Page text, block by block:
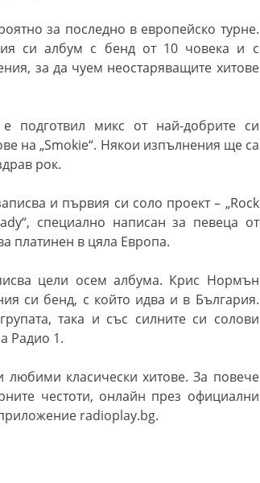
за последно в европейско турне.
си албум с бенд от 10 човека и с
за да чуем неостаряващите хитове
микс от най-добрите си
на „Smokie“. Някои изпълнения ще са
рок.
и първия си соло проект – „Rock
специално написан за певеца от
платинен в цяла Европа.
цели осем албума. Крис Нормън
си бенд, с който идва и в България.
така и със силните си солови
Радио 1.
любими класически хитове.За повече
честоти, онлайн през официални
radioplay.bg.